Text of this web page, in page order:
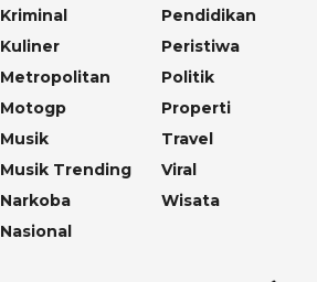
Kriminal
Kuliner
Metropolitan
Motogp
Musik
Musik Trending
Narkoba
Nasional
Pendidikan
Peristiwa
Politik
Properti
Travel
Viral
Wisata